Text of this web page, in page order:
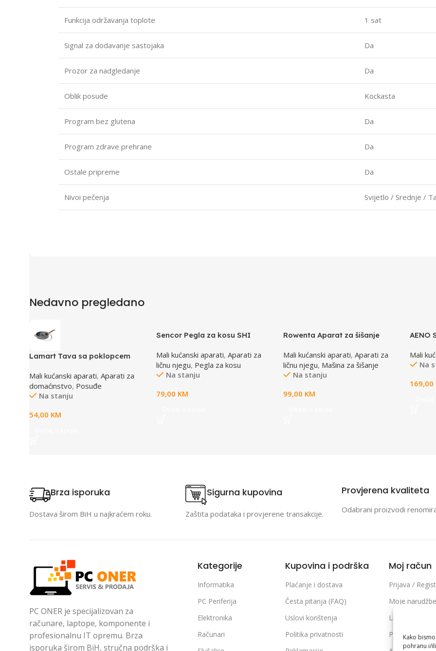
Kako
pohranu i/
Funkcija održavanja toplote 1 sat
Signal za dodavanje sastojaka Da
Prozor za nadgledanje Da
Oblik posude Kockasta
Program bez glutena Da
Program zdrave prehrane Da
Ostale pripreme Da
Nivoi pečenja Svijetlo / Srednje /
Nedavno pregledano
Lamart Tava sa poklopcem
Mali kućanski aparati, Aparati za
domaćinstvo, Posuđe
Na stanju
54,00 KM
Sencor Pegla za kosu SHI
Mali kućanski aparati, Aparati za
ličnu njegu, Pegla za kosu
Na stanju
79,00 KM
Rowenta Aparat za šišanje
Mali kućanski aparati, Aparati za
ličnu njegu, Mašina za šišanje
Na stanju
99,00 KM
AENO
Touch
Mali
Na
169,00
Brza isporuka
Dostava širom BiH u najkraćem roku.
Sigurna kupovina
Zaštita podataka i provjerene transakcije.
Provjerena kvaliteta
Odabrani proizvodi
PC ONER je specijalizovan za
računare, laptope, komponente i
profesionalnu IT opremu. Brza
isporuka širom BiH, stručna podrška i
Kategorije
Informatika
PC Periferija
Elektronika
Računari
Kupovina i podrška
Plaćanje i dostava
Česta pitanja (FAQ)
Uslovi korištenja
Politika privatnosti
Moj račun
Prijava /
Moje narudžbe
Lista želja
Poređenje